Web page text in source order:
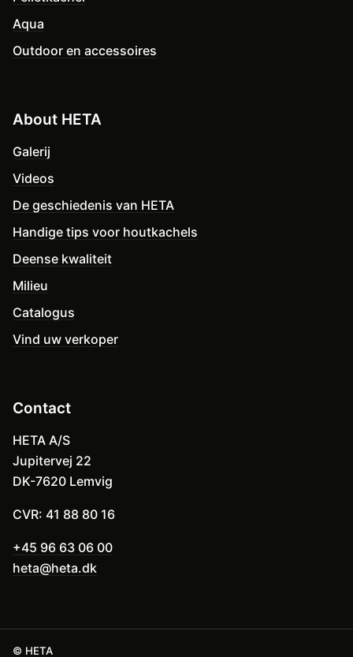
Aqua
Outdoor en accessoires
About HETA
Galerij
Videos
De geschiedenis van HETA
Handige tips voor houtkachels
Deense kwaliteit
Milieu
Catalogus
Vind uw verkoper
Contact
HETA A/S
Jupitervej 22
DK-7620 Lemvig
CVR: 41 88 80 16
+45 96 63 06 00
heta@heta.dk
© HETA